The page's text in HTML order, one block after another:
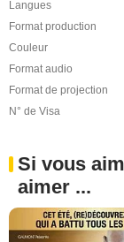
Langues
Format production
Couleur
Format audio
Format de projection
N° de Visa
Si vous
aimer ...